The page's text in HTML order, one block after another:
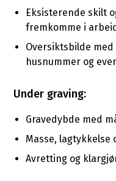
Eksisterende skilt
fremkomme i
Oversiktsbilde
husnummer og
Under graving:
Gravedybde med
Masse, lagtykkelse
Avretting og